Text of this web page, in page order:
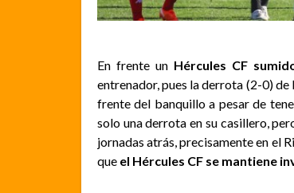
En frente un Hércules CF
entrenador, pues la derrota (2-0)
frente del banquillo a pesar de
solo una derrota en su casillero,
jornadas atrás, precisamente en el
que el Hércules CF se mantiene